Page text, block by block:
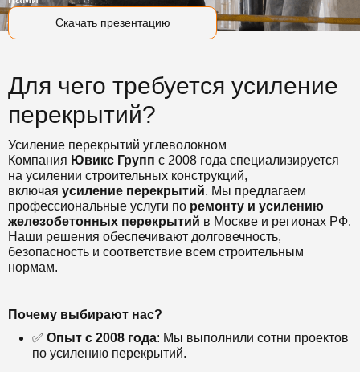
Скачать презентацию
Для чего требуется усиление
перекрытий?
Усиление перекрытий углеволокном
Компания Ювикс Групп с 2008 года специализируется
на усилении строительных конструкций,
включая усиление перекрытий. Мы предлагаем
профессиональные услуги по ремонту и усилению
железобетонных перекрытий в Москве и регионах РФ.
Наши решения обеспечивают долговечность,
безопасность и соответствие всем строительным
нормам.
Почему выбирают нас?
✅ Опыт с 2008 года: Мы выполнили сотни проектов
по усилению перекрытий.